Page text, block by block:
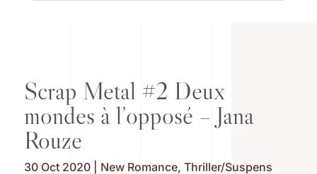
Scrap Metal #2 Deux
mondes à l’opposé – Jana
Rouze
30 Oct 2020| New Romance, Thriller/Suspens